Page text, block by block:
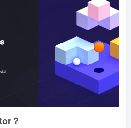
？